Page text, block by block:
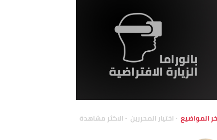
المواضيع اختيار المحررين الاكثر مشاهدة